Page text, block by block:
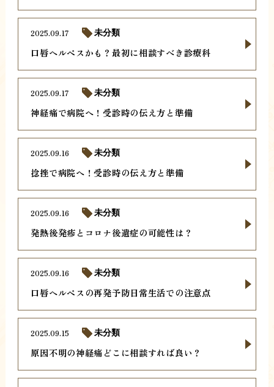
口唇ヘルペスかも？最初に相談すべき診療科
2025.09.17 未分類
神経痛で病院へ！受診時の伝え方と準備
2025.09.17 未分類
捻挫で病院へ！受診時の伝え方と準備
2025.09.16 未分類
発熱後発疹とコロナ後遺症の可能性は？
2025.09.16 未分類
口唇ヘルペスの再発予防日常生活での注意点
2025.09.16 未分類
原因不明の神経痛どこに相談すれば良い？
2025.09.15 未分類